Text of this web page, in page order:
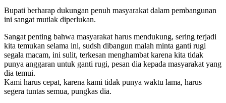
Bupati berharap dukungan penuh masyarakat dalam pembangunan
ini sangat mutlak diperlukan.
Sangat penting bahwa masyarakat harus mendukung, sering terjadi
kita temukan selama ini, sudsh dibangun malah minta ganti rugi
segala macam, ini sulit, terkesan menghambat karena kita tidak
punya anggaran untuk ganti rugi, pesan dia kepada masyarakat yang
dia temui.
Kami harus cepat, karena kami tidak punya waktu lama, harus
segera tuntas semua, pungkas dia.